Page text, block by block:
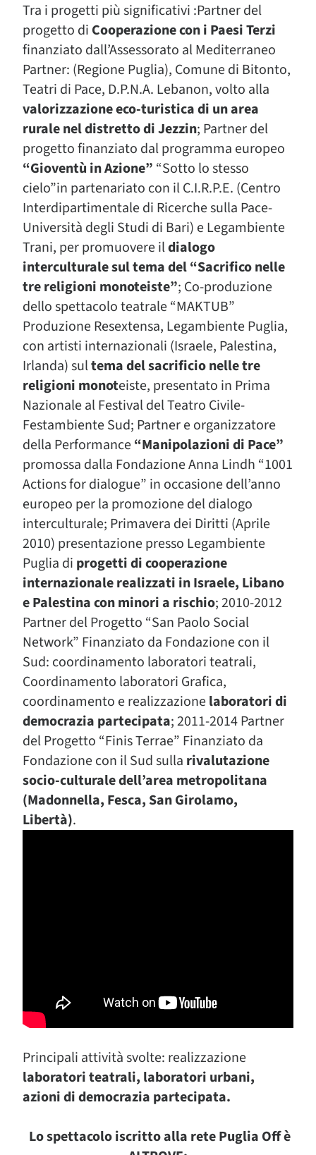
Tra i progetti più significativi :Partner del
progetto di Cooperazione con i Paesi Terzi
finanziato dall’Assessorato al Mediterraneo
Partner: (Regione Puglia), Comune di Bitonto,
Teatri di Pace, D.P.N.A. Lebanon, volto alla
valorizzazione eco-turistica di un area
rurale nel distretto di Jezzin; Partner del
progetto finanziato dal programma europeo
“Gioventù in Azione” “Sotto lo stesso
cielo”in partenariato con il C.I.R.P.E. (Centro
Interdipartimentale di Ricerche sulla Pace-
Università degli Studi di Bari) e Legambiente
Trani, per promuovere ildialogo
interculturale sul tema del “Sacrifico nelle
tre religioni monoteiste”; Co-produzione
dello spettacolo teatrale “MAKTUB”
Produzione Resextensa, Legambiente Puglia,
con artisti internazionali (Israele, Palestina,
Irlanda) sultema del sacrificio nelle tre
religioni monoteiste, presentato in Prima
Nazionale al Festival del Teatro Civile-
Festambiente Sud; Partner e organizzatore
della Performance“Manipolazioni di Pace”
promossa dalla Fondazione Anna Lindh “1001
Actions for dialogue” in occasione dell’anno
europeo per la promozione del dialogo
interculturale; Primavera dei Diritti (Aprile
2010) presentazione presso Legambiente
Puglia di progetti di cooperazione
internazionale realizzati in Israele, Libano
e Palestina con minori a rischio; 2010-2012
Partner del Progetto “San Paolo Social
Network” Finanziato da Fondazione con il
Sud: coordinamento laboratori teatrali,
Coordinamento laboratori Grafica,
coordinamento e realizzazionelaboratori di
democrazia partecipata; 2011-2014 Partner
del Progetto “Finis Terrae” Finanziato da
Fondazione con il Sud sulla rivalutazione
socio-culturale dell’area metropolitana
(Madonnella, Fesca, San Girolamo,
Libertà).
Principali attività svolte: realizzazione
laboratori teatrali, laboratori urbani,
azioni di democrazia partecipata.
Lo spettacolo iscritto alla rete Puglia Off è